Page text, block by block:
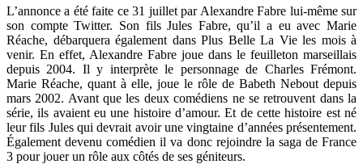
L’annonce a été faite ce 31 juillet par Alexandre Fabre lui-même sur
son compte Twitter. Son fils Jules Fabre, qu’il a eu avec Marie
Réache, débarquera également dans Plus Belle La Vie les mois à
venir. En effet, Alexandre Fabre joue dans le feuilleton marseillais
depuis 2004. Il y interprète le personnage de Charles Frémont.
Marie Réache, quant à elle, joue le rôle de Babeth Nebout depuis
mars 2002. Avant que les deux comédiens ne se retrouvent dans la
série, ils avaient eu une histoire d’amour. Et de cette histoire est né
leur fils Jules qui devrait avoir une vingtaine d’années présentement.
Également devenu comédien il va donc rejoindre la saga de France
3 pour jouer un rôle aux côtés de ses géniteurs.